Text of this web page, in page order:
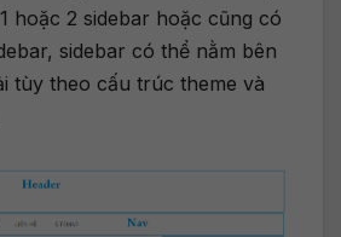
hoặc 2 sidebar hoặc cũng có
sidebar có thể nằm bên
tùy theo cấu trúc theme và